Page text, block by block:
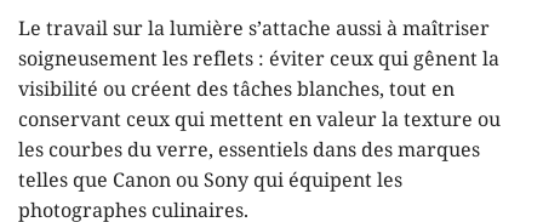
Le travail sur la lumière s’attache aussi à maîtriser
soigneusement les reflets : éviter ceux qui gênent la
visibilité ou créent des tâches blanches, tout en
conservant ceux qui mettent en valeur la texture ou
les courbes du verre, essentiels dans des marques
telles que Canon ou Sony qui équipent les
photographes culinaires.